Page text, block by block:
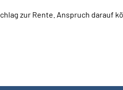
zur Rente. Anspruch darauf